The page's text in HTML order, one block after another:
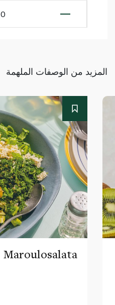
0
المزيد من الوصفات الملهمة
Maroulosalata